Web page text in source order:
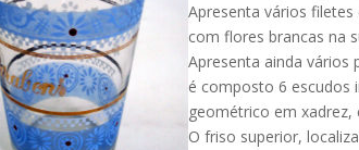
Apresenta vários
com flores brancas na
Apresenta ainda
é composto 6 escudos
geométrico em
O friso superior,